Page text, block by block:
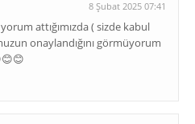
8 Şubat 2025 07:41
attığımızda ( sizde kabul
onaylandığını görmüyorum